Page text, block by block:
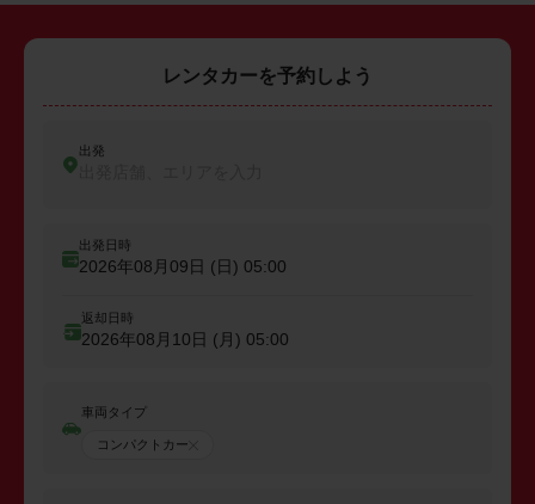
レンタカーを予約しよう
出発
出発日時
2026年08月09日 (日) 05:00
返却日時
2026年08月10日 (月) 05:00
車両タイプ
コンパクトカー